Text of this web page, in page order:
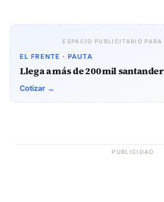
ESPACIO PUBLICITARIO
EL FRENTE · PAUTA
Llega a más de 200 mil
Cotizar →
PUBLICIDAD